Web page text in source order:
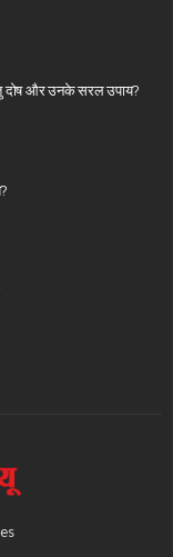
दोष और उनके सरल उपाय?